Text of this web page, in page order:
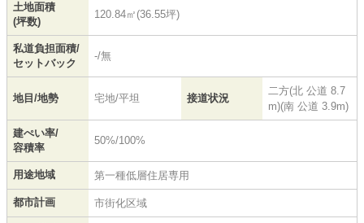
土地面積
(坪数)
120.84㎡(36.55坪)
私道負担面積/
セットバック
-/無
地目/地勢 宅地/平坦 接道状況
二方(北 公道 8.7
m)(南 公道 3.9m)
建ぺい率/
容積率
50%/100%
用途地域 第一種低層住居専用
都市計画 市街化区域